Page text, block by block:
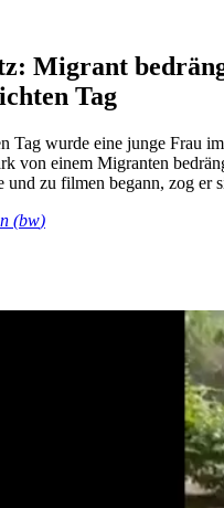
Migrant
Tag
Tag wurde eine junge Frau
von einem Migranten
und zu filmen begann, zog er
(bw)